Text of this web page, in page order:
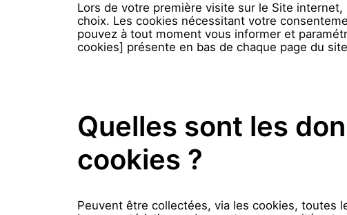
Lors de votre première visite sur le Site
choix. Les cookies nécessitant votre
pouvez à tout moment vous informer et
cookies] présente en bas de chaque page du
Quelles sont les
cookies ?
Peuvent être collectées, via les cookies, toutes